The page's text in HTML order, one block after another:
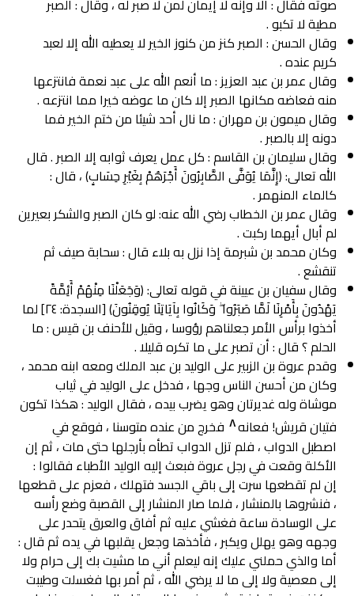
صوته فقال : ألا وإنه لا إيمان لمن لا صبر له ، وقال : الصبر
مطية لا تكبو .
وقال الحسن : الصبر كنز من كنوز الخير لا يعطيه الله إلا لعبد
کریم عنده .
وقال عمر بن عبد العزيز : ما أنعم الله على عبد نعمة فانتزعها
منه فعاضه مكانها الصبر إلا كان ما عوضه خيرا مما انتزعه .
وقال میمون بن مهران : ما نال أحد شيئا من ختم الخير فما
دونه إلا بالصبر .
وقال سليمان بن القاسم : كل عمل يعرف ثوابه إلا الصبر . قال
الله تعالى: (إِنَّمَا يُوَفَّى الصَّابِرُونَ أَجْرَهُمْ بِغَيْرِ حِسَابٍ) ، قال :
کالماء المنهمر .
وقال عمر بن الخطاب رضي الله عنه: لو كان الصبر والشكر بعيرين
لم أبال أيهما ركبت .
وكان محمد بن شبرمة إذا نزل به بلاء قال : سحابة صيف ثم
تنقشع .
وقال سفيان بن عيينة في قوله تعالى: (وَجَعَلْنَا مِنْهُمْ أَئِمَّةً
يَهْدُونَ بِأَمْرِنَا لَمَّا صَبَرُوا ۖ وَكَانُوا بِآيَاتِنَا يُوقِنُونَ) [السجدة: ٢٤] لما
أخذوا برأس الأمر جعلناهم رؤوسا ، وقيل للأحنف بن قيس : ما
الحلم ؟ قال : أن تصبر على ما تكره قليلا .
وقدم عروة بن الزبير على الوليد بن عبد الملك ومعه ابنه محمد ،
وكان من أحسن الناس وجها ، فدخل على الوليد في ثياب
موشاة وله غديرتان وهو يضرب بيده ، فقال الوليد : هكذا تكون
فتيان قریش! فعانه٨ فخرج من عنده متوسنا ، فوقع في
اصطبل الدواب ، فلم تزل الدواب تطأه بأرجلها حتى مات ، ثم إن
الأكلة وقعت في رجل عروة فبعث إليه الوليد الأطباء فقالوا :
إن لم تقطعها سرت إلى باقي الجسد فتهلك ، فعزم على قطعها
، فنشروها بالمنشار ، فلما صار المنشار إلى القصبة وضع رأسه
على الوسادة ساعة فغشي عليه ثم أفاق والعرق يتحدر على
وجهه وهو يهلل ويكبر ، فأخذها وجعل يقلبها في يده ثم قال :
أما والذي حملني عليك إنه ليعلم أني ما مشيت بك إلى حرام ولا
إلى معصية ولا إلى ما لا يرضي الله ، ثم أمر بها فغسلت وطيبت